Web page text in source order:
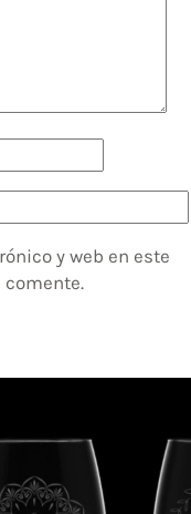
y web en este
comente.